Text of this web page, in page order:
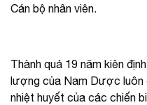
Cán bộ nhân viên.
Thành quả 19 năm kiên
lượng của Nam Dược luôn
nhiệt huyết của các chiến